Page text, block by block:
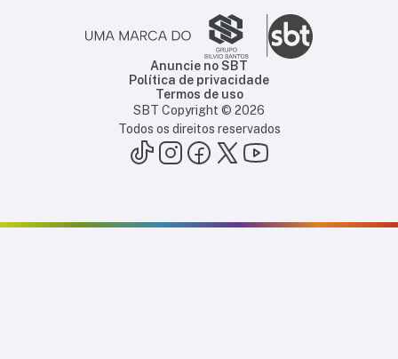
Anuncie no SBT
Política de privacidade
Termos de uso
SBT Copyright © 2026
Todos os direitos reservados